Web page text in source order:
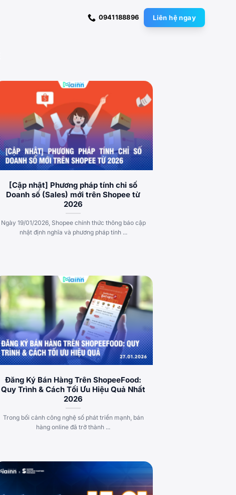
0941188896 Liên hệ ngay
[Cập nhật] Phương pháp tính chỉ số
Doanh số (Sales) mới trên Shopee từ
2026
Ngày 19/01/2026, Shopee chính thức thông báo cập
nhật định nghĩa và phương pháp tính ...
Đăng Ký Bán Hàng Trên ShopeeFood:
Quy Trình & Cách Tối Ưu Hiệu Quả Nhất
2026
Trong bối cảnh công nghệ số phát triển mạnh, bán
hàng online đã trở thành ...